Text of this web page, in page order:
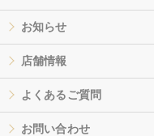
お知らせ
店舗情報
よくあるご質問
お問い合わせ